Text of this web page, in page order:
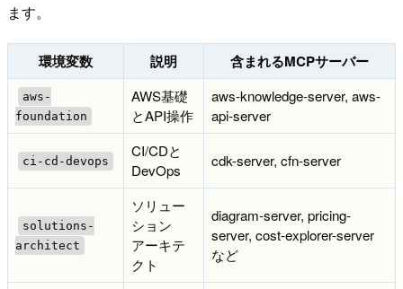
ます。
環境変数 説明 含まれるMCPサーバー
aws-
foundation
AWS基礎
とAPI操作
aws-knowledge-server, aws-
api-server
ci-cd-devops
CI/CDと
DevOps
cdk-server, cfn-server
solutions-
architect
ソリュー
ション
アーキテ
クト
diagram-server, pricing-
server, cost-explorer-server
など